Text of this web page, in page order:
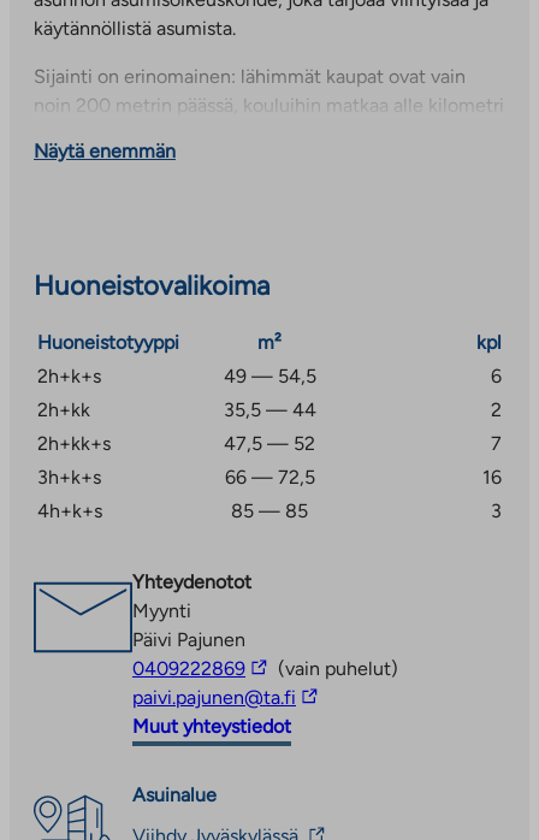
käytännöllistä asumista.
Sijainti on erinomainen: lähimmät kaupat ovat vain
noin 200 metrin päässä, kouluihin matkaa alle kilometri
kilometriä. Laajavuoren ulkoilualueet ovat noin 1,5 km
Asunnoissa erillisvessoissa on sähköinen
lattialämmitys, mikä lisää asumismukavuutta ja arjen
helppoutta. Kohteessa on kiinteistölaajakaista, jonka
perusnopeus 50 Mbit/s sisältyy käyttövastikkeeseen.
Näytä enemmän
Huoneistovalikoima
Huoneistotyyppi m²
kpl
2h+k+s
49 — 54,5
6
2h+kk
35,5 — 44
2
2h+kk+s
47,5 — 52
7
3h+k+s
66 — 72,5
16
4h+k+s
85 — 85 3
Yhteydenotot
Myynti
Päivi Pajunen
0409222869Linkki
vie
ulkopuoliseen
palveluun
(vain puhelut)
paivi.pajunen@ta.fi Linkki
Muut yhteystiedot
Asuinalue
Linkki